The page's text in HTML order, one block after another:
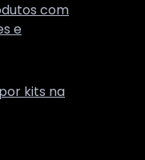
com
e
kits na